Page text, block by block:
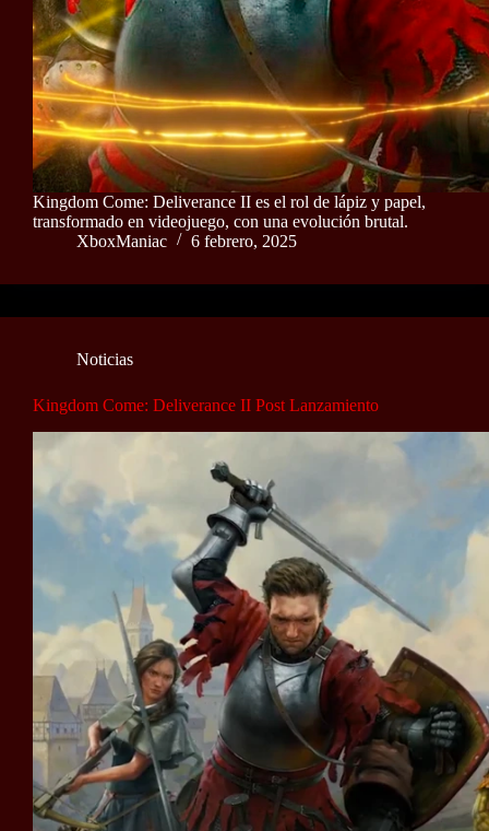
Kingdom Come: Deliverance II es el rol de lápiz y papel,
transformado en videojuego, con una evolución brutal.
XboxManiac
6 febrero, 2025
Noticias
Kingdom Come: Deliverance II Post Lanzamiento